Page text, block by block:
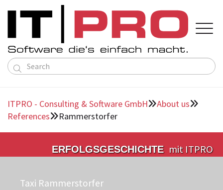
Service ERP
About us
About us
Team
References
Deutsch
English
Contact
Directions

ITPRO - Consulting & Software GmbHAbout us
ReferencesRammerstorfer
ERFOLGSGESCHICHTE mit ITPRO
Taxi Rammerstorfer